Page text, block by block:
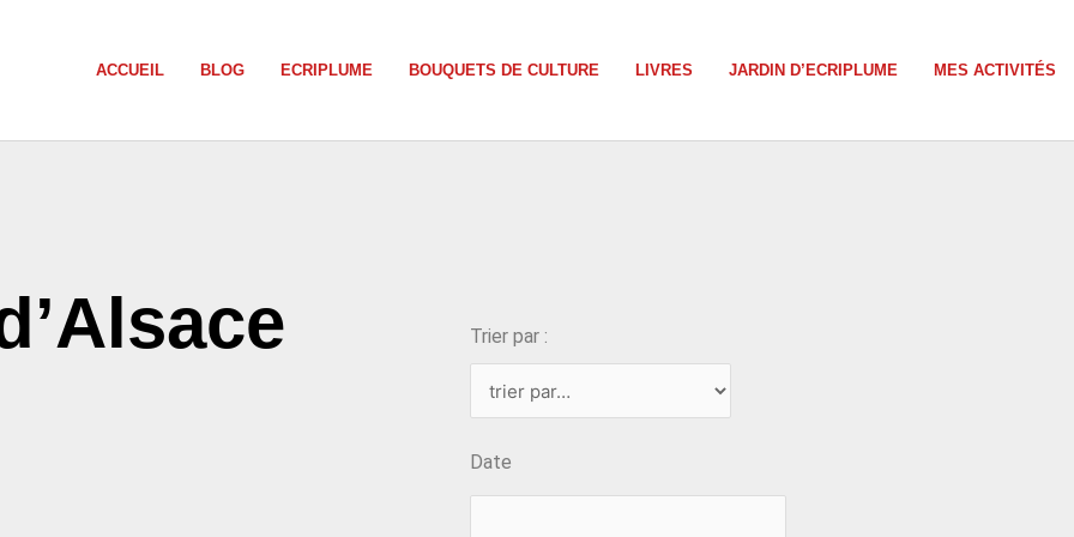
ACCUEIL BLOG ECRIPLUME BOUQUETS DE CULTURE LIVRES JARDIN D’ECRIPLUME MES ACTIVITÉS
Trier par :
Date